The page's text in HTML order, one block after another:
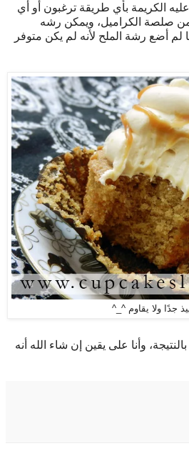
الكريمة بأي طريقة ترغبون أو أي
صلصة الكراميل، ويمكن رشه
لم أضع رشة الملح لأنه لم يكن متوفر
جدًا ولا يقاوم ^_^
وأنا على يقين إن شاء الله أنه